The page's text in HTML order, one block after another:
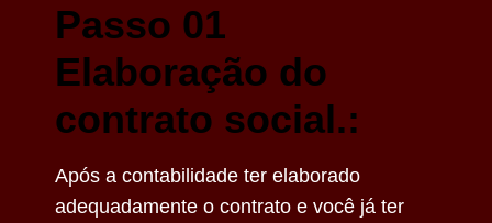
Passo 01
Elaboração do
contrato social.:
Após a contabilidade ter elaborado
adequadamente o contrato e você já ter